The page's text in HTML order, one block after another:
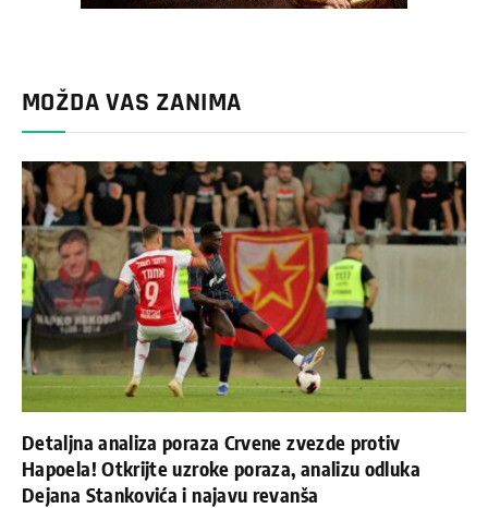
MOŽDA VAS ZANIMA
Detaljna analiza poraza Crvene zvezde protiv
Hapoela! Otkrijte uzroke poraza, analizu odluka
Dejana Stankovića i najavu revanša